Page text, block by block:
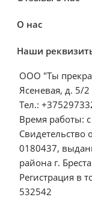
О нас
Наши
ООО "Ты
Ясеневая, д. 5/2
Тел.:
Время работы:
Свидетельство
0180437,
района г.
Регистрация в
532542